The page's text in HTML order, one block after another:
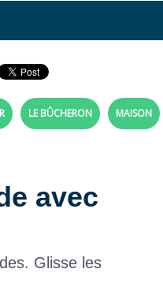
LE BÛCHERON MAISON
avec
Glisse les